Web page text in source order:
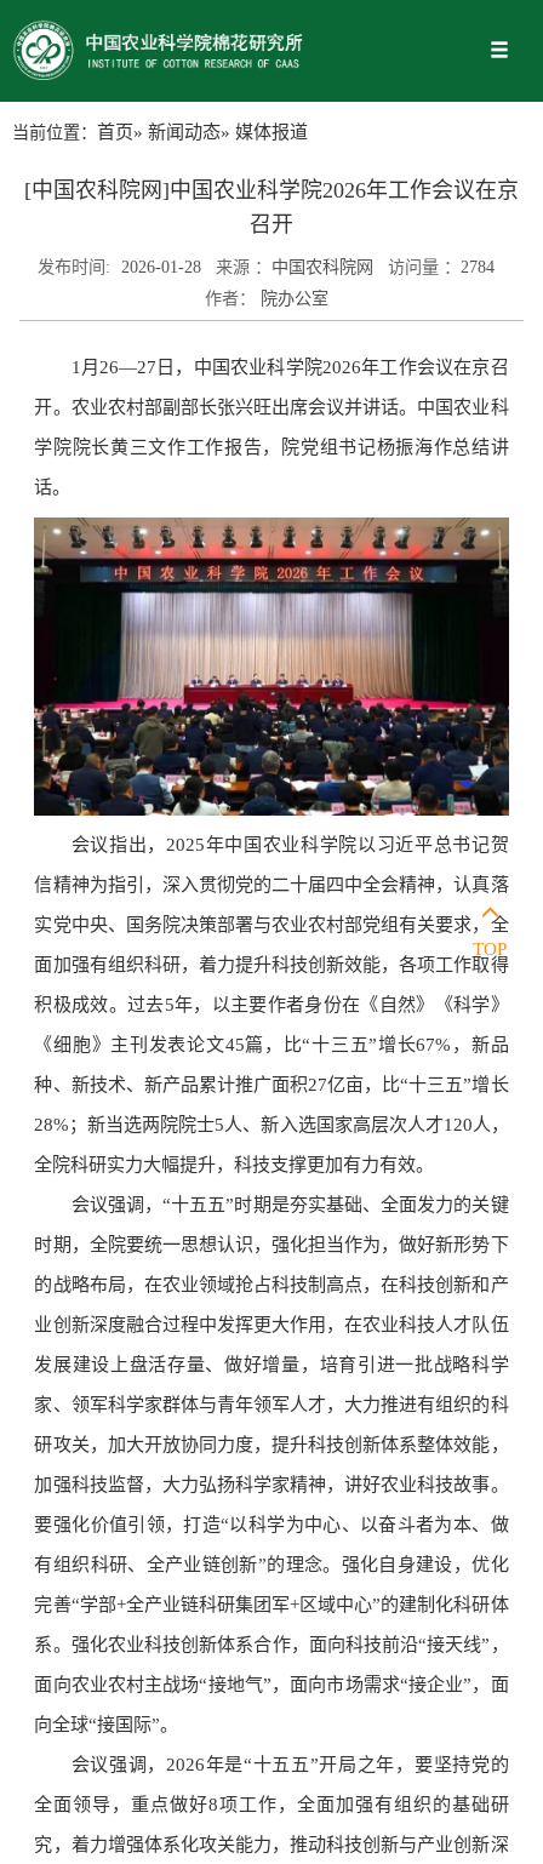
当前位置： 首页» 新闻动态» 媒体报道
[中国农科院网]中国农业科学院2026年工作会议在京
召开
发布时间: 2026-01-28 来源 ： 中国农科院网 访问量 ： 2784
作者：
院办公室
1月26—27日，中国农业科学院2026年工作会议在京召
开。农业农村部副部长张兴旺出席会议并讲话。中国农业科
学院院长黄三文作工作报告，院党组书记杨振海作总结讲
话。
会议指出，2025年中国农业科学院以习近平总书记贺
信精神为指引，深入贯彻党的二十届四中全会精神，认真落
实党中央、国务院决策部署与农业农村部党组有关要求，全
面加强有组织科研，着力提升科技创新效能，各项工作取得
积极成效。过去5年，以主要作者身份在《自然》《科学》
《细胞》主刊发表论文45篇，比“十三五”增长67%，新品
种、新技术、新产品累计推广面积27亿亩，比“十三五”增长
28%；新当选两院院士5人、新入选国家高层次人才120人，
全院科研实力大幅提升，科技支撑更加有力有效。
会议强调，“十五五”时期是夯实基础、全面发力的关键
时期，全院要统一思想认识，强化担当作为，做好新形势下
的战略布局，在农业领域抢占科技制高点，在科技创新和产
业创新深度融合过程中发挥更大作用，在农业科技人才队伍
发展建设上盘活存量、做好增量，培育引进一批战略科学
家、领军科学家群体与青年领军人才，大力推进有组织的科
研攻关，加大开放协同力度，提升科技创新体系整体效能，
加强科技监督，大力弘扬科学家精神，讲好农业科技故事。
要强化价值引领，打造“以科学为中心、以奋斗者为本、做
有组织科研、全产业链创新”的理念。强化自身建设，优化
完善“学部+全产业链科研集团军+区域中心”的建制化科研体
系。强化农业科技创新体系合作，面向科技前沿“接天线”，
面向农业农村主战场“接地气”，面向市场需求“接企业”，面
向全球“接国际”。
会议强调，2026年是“十五五”开局之年，要坚持党的
全面领导，重点做好8项工作，全面加强有组织的基础研
究，着力增强体系化攻关能力，推动科技创新与产业创新深
TOP